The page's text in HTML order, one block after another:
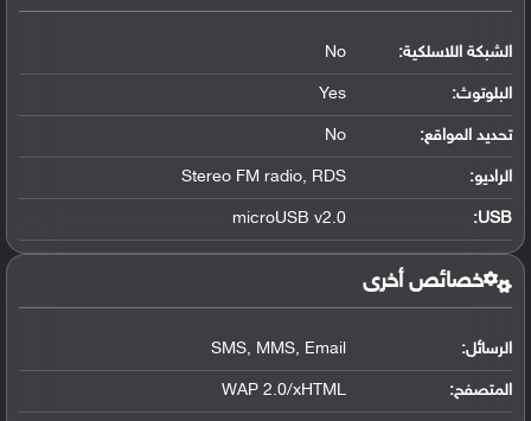
الشبكة اللاسلكية: No
البلوتوث:
Yes
تحديد المواقع:
No
الراديو: Stereo FM radio, RDS
USB
:
microUSB v2.0
خصائص أخرى
الرسائل: SMS, MMS, Email
المتصفح: WAP 2.0/xHTML